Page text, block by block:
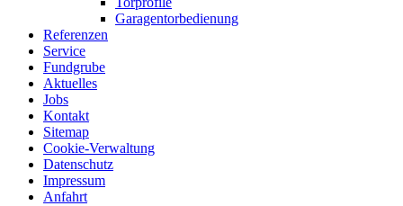
Garagentorbedienung
Referenzen
Service
Fundgrube
Aktuelles
Jobs
Kontakt
Sitemap
Cookie-Verwaltung
Datenschutz
Impressum
Anfahrt